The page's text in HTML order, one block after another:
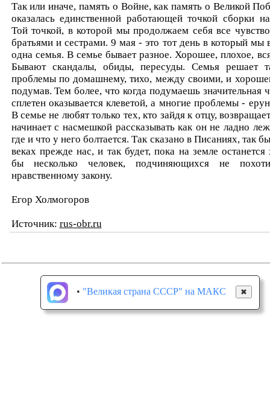
Так или иначе, память о Войне, как память о Великой
оказалась единственной работающей точкой сборки
Той точкой, в которой мы продолжаем себя все
братьями и сестрами. 9 мая - это тот день в который мы
одна семья. В семье бывает разное. Хорошее, плохое,
Бывают скандалы, обиды, пересуды. Семья решает
проблемы по домашнему, тихо, между своими, и
подумав. Тем более, что когда подумаешь значительная
сплетен оказывается клеветой, а многие проблемы -
В семье не любят только тех, кто зайдя к отцу,
начинает с насмешкой рассказывать как он не ладно
где и что у него болтается. Так сказано в Писаниях, так
веках прежде нас, и так будет, пока на земле останется
бы несколько человек, подчиняющихся не
нравственному закону.
Егор Холмогоров
Источник: rus-obr.ru
• "Великая страна СССР" на МАКС ✖